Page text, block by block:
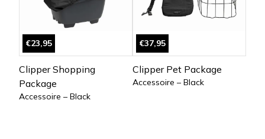
€23,95
Clipper Shopping
Package
Accessoire – Black
€37,95
Clipper Pet Package
Accessoire – Black